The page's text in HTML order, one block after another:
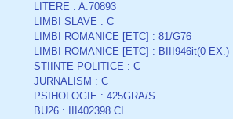
LITERE : A.70893
LIMBI SLAVE : C
LIMBI ROMANICE [ETC] : 81/G76
LIMBI ROMANICE [ETC] : BIII946it(0 EX.)
STIINTE POLITICE : C
JURNALISM : C
PSIHOLOGIE : 425GRA/S
BU26 : III402398.CI